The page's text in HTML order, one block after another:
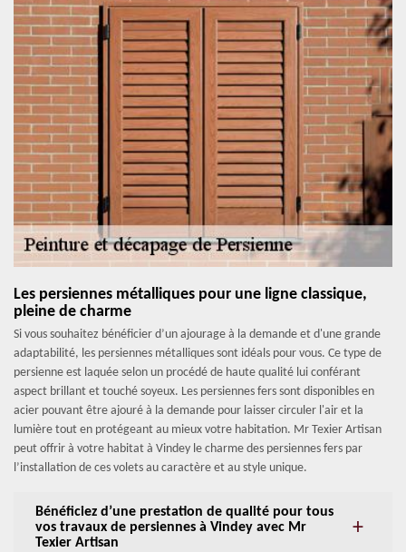
Les persiennes métalliques pour une ligne classique,
pleine de charme
Si vous souhaitez bénéficier d’un ajourage à la demande et d'une grande
adaptabilité, les persiennes métalliques sont idéals pour vous. Ce type de
persienne est laquée selon un procédé de haute qualité lui conférant
aspect brillant et touché soyeux. Les persiennes fers sont disponibles en
acier pouvant être ajouré à la demande pour laisser circuler l'air et la
lumière tout en protégeant au mieux votre habitation. Mr Texier Artisan
peut offrir à votre habitat à Vindey le charme des persiennes fers par
l’installation de ces volets au caractère et au style unique.
Bénéficiez d’une prestation de qualité pour tous
vos travaux de persiennes à Vindey avec Mr
Texier Artisan